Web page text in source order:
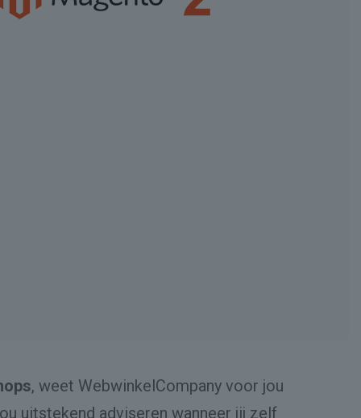
, weet WebwinkelCompany voor jou
uitstekend adviseren wanneer jij zelf